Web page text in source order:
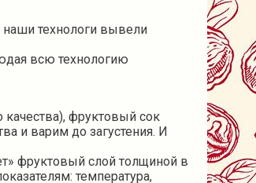
наши технологи вывели
всю технологию
фруктовый сок
и варим до загустения. И
фруктовый слой толщиной в
температура,